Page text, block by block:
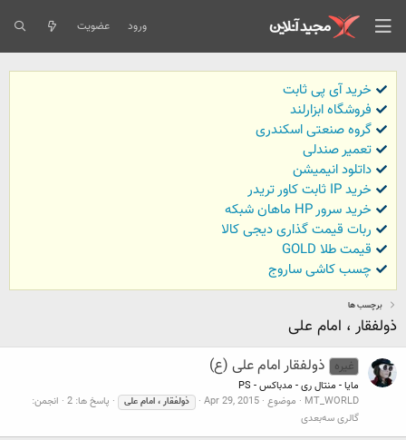
ورود عضویت
خرید آی پی ثابت
فروشگاه ابزارلند
گروه صنعتی اسکندری
تعمیر صندلی
داتلود انیمیشن
خرید IP ثابت کاور تریدر
خرید سرور HP ماهان شبکه
ربات قیمت گذاری دیجی کالا
قیمت طلا GOLD
چسب کاشی ساروج
برچسب ها
ذولفقار ، امام علی
غیره ذولفقار امام علی (ع)
مایا - منتال ری - مدباکس - PS
MT_WORLD
موضوع Apr 29, 2015 ذولفقار ، امام علی پاسخ ها: 2
انجمن:
گالری سه‌بعدی